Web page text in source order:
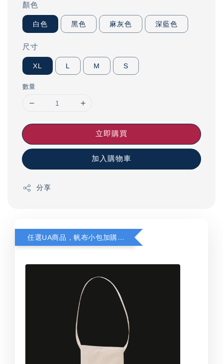
顏色
白色 黑色 麻灰色 深藍色
尺寸
XL L M S
數量
立即購買
加入購物車
分享
任選UA商品，帆布小包加購只要$199！